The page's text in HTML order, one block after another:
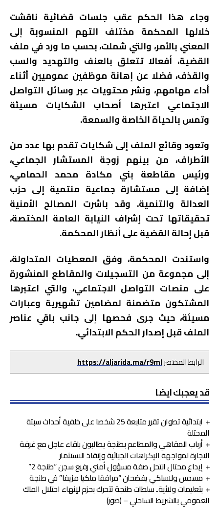
وجاء هذا الحكم عقب جلسات قضائية ناقشت
خلالها المحكمة مختلف التهم المنسوبة إلى
المعني بالأمر، والتي شملت، بحسب ما ورد في ملف
القضية، أفعالا تتعلق بالعنف والتهديد والسب
والقذف، فضلا عن إهانة موظفين عموميين أثناء
أداء مهامهم، ونشر محتويات عبر وسائل التواصل
الاجتماعي اعتبرها أصحاب الشكايات مسيئة
وتمس بالحياة الخاصة والسمعة.
وتعود وقائع الملف إلى شكايات تقدم بها عدد من
الأطراف، من بينهم زوجة المستشار الجماعي،
ورئيس مقاطعة بني مكادة محمد الحمامي،
إضافة إلى مستشارة جماعية منتمية إلى حزب
العدالة والتنمية. وقد باشرت المصالح الأمنية
تحقيقاتها تحت إشراف النيابة العامة المختصة،
قبل إحالة القضية على أنظار المحكمة.
واستندت المحكمة، وفق المعطيات المتداولة،
إلى مجموعة من التسجيلات والمقاطع المنشورة
على منصات التواصل الاجتماعي، والتي اعتبرها
المشتكون متضمنة لمضامين تشهيرية وعبارات
مسيئة، حيث جرى فحصها إلى جانب باقي عناصر
الملف قبل إصدار الحكم الابتدائي.
الرابط المختصرhttps://aljarida.ma/r9ml
قد يعجبك ايضا
ابتدائية تطوان تقرر متابعة 25 شخصا على خلفية أحداث سبتة
المحتلة
أرباب المقاهي والمطاعم بطنجة يطالبون بلقاء عاجل مع غرفة
التجارة لمواجهة الإكراهات الجبائية وإنقاذ الاستثمار
إيداع محتال انتحل صفة مسؤول أمني رفيع سجن “طنجة 2”
مسدس ولاسلكي يفضحان “مرافقا ملكيا مزيفا” في طنجة
بتعليمات ولائية.. سلطات طنجة تتحرك بحزم لإنهاء احتلال الملك
العمومي بالشريط الساحلي – (صور)